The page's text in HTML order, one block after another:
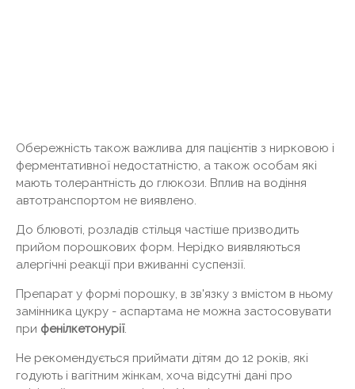
Обережність також важлива для пацієнтів з нирковою і
ферментативної недостатністю, а також особам які
мають толерантність до глюкози. Вплив на водіння
автотранспортом не виявлено.
До блювоті, розладів стільця частіше призводить
прийом порошкових форм. Нерідко виявляються
алергічні реакції при вживанні суспензії.
Препарат у формі порошку, в зв'язку з вмістом в ньому
замінника цукру - аспартама не можна застосовувати
при фенілкетонурії.
Не рекомендується приймати дітям до 12 років, які
годують і вагітним жінкам, хоча відсутні дані про